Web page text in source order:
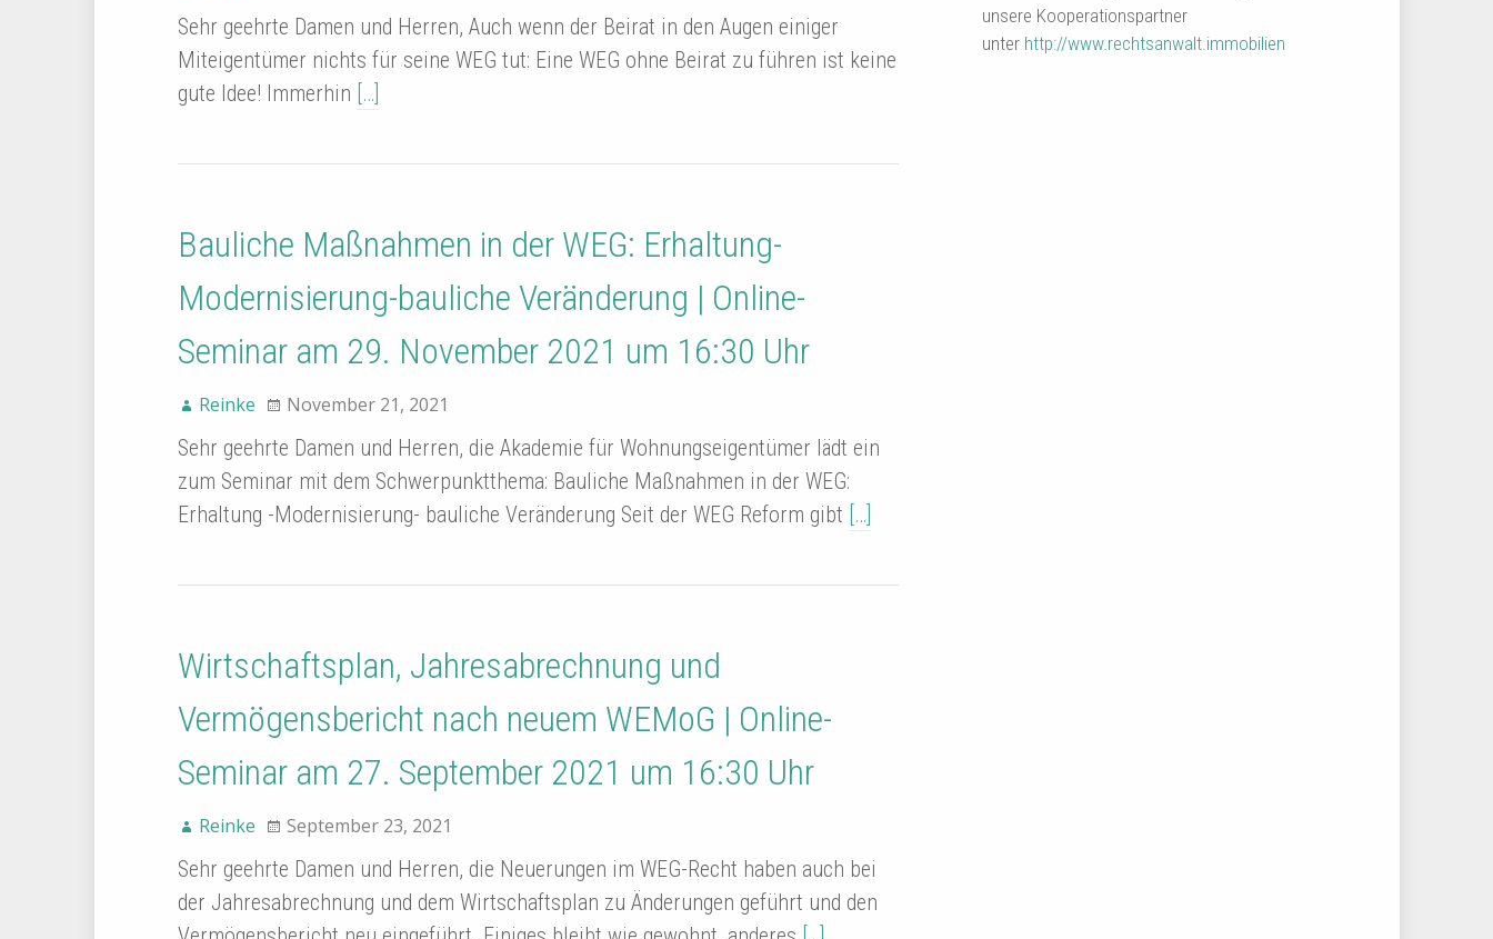
Sehr geehrte Damen und Herren, Auch wenn der Beirat in den Augen einiger
Miteigentümer nichts für seine WEG tut: Eine WEG ohne Beirat zu führen ist keine
gute Idee! Immerhin […]
Bauliche Maßnahmen in der WEG: Erhaltung-
Modernisierung-bauliche Veränderung | Online-
Seminar am 29. November 2021 um 16:30 Uhr
Reinke November 21, 2021
Sehr geehrte Damen und Herren, die Akademie für Wohnungseigentümer lädt ein
zum Seminar mit dem Schwerpunktthema: Bauliche Maßnahmen in der WEG:
Erhaltung -Modernisierung- bauliche Veränderung Seit der WEG Reform gibt […]
Wirtschaftsplan, Jahresabrechnung und
Vermögensbericht nach neuem WEMoG | Online-
Seminar am 27. September 2021 um 16:30 Uhr
Reinke September 23, 2021
Sehr geehrte Damen und Herren, die Neuerungen im WEG-Recht haben auch bei
der Jahresabrechnung und dem Wirtschaftsplan zu Änderungen geführt und den
unsere Kooperationspartner
unter http://www.rechtsanwalt.immobilien